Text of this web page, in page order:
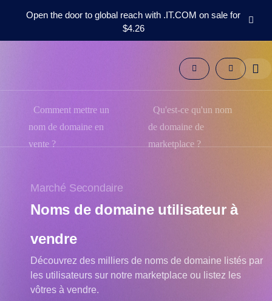
Open the door to global reach with .IT.COM on sale for
$4.26
Secondaire
Ressources
中
Deutsch
Português
Русский
हिन्दी
Comment mettre un
nom de domaine en
vente ?
Qu'est-ce qu'un nom
de domaine de
marketplace ?
Marché Secondaire
Noms de domaine utilisateur à
vendre
Découvrez des milliers de noms de domaine listés par
les utilisateurs sur notre marketplace ou listez les
vôtres à vendre.